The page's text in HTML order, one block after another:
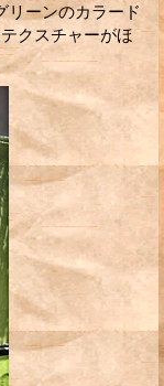
リーンのカラード
クスチャーがほ